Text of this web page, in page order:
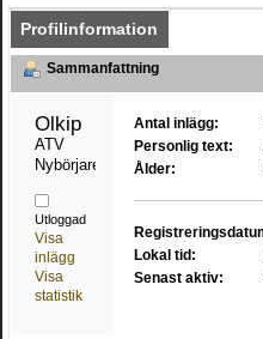
Profilinformation
Sammanfattning
Olkip
ATV
Nybörjare
Utloggad
Visa
inlägg
Visa
statistik
Antal inlägg:
Personlig text:
Ålder:
Lokal tid:
Senast aktiv: